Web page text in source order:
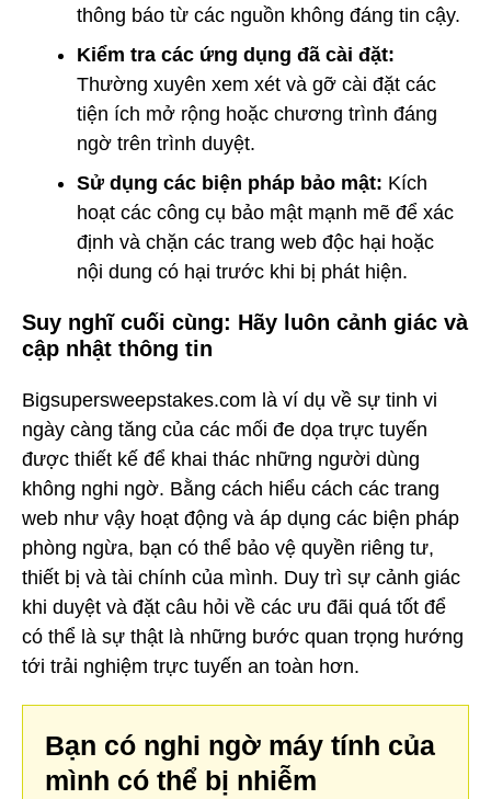
thông báo từ các nguồn không đáng tin cậy.
Kiểm tra các ứng dụng đã cài đặt:
Thường xuyên xem xét và gỡ cài đặt các
tiện ích mở rộng hoặc chương trình đáng
ngờ trên trình duyệt.
Sử dụng các biện pháp bảo mật: Kích
hoạt các công cụ bảo mật mạnh mẽ để xác
định và chặn các trang web độc hại hoặc
nội dung có hại trước khi bị phát hiện.
Suy nghĩ cuối cùng: Hãy luôn cảnh giác và
cập nhật thông tin
Bigsupersweepstakes.com là ví dụ về sự tinh vi
ngày càng tăng của các mối đe dọa trực tuyến
được thiết kế để khai thác những người dùng
không nghi ngờ. Bằng cách hiểu cách các trang
web như vậy hoạt động và áp dụng các biện pháp
phòng ngừa, bạn có thể bảo vệ quyền riêng tư,
thiết bị và tài chính của mình. Duy trì sự cảnh giác
khi duyệt và đặt câu hỏi về các ưu đãi quá tốt để
có thể là sự thật là những bước quan trọng hướng
tới trải nghiệm trực tuyến an toàn hơn.
Bạn có nghi ngờ máy tính của
mình có thể bị nhiễm